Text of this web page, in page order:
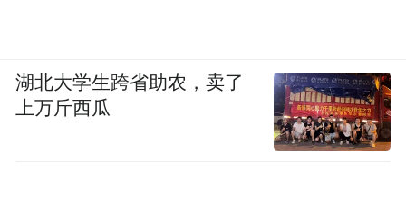
湖北大学生跨省助农，卖了
上万斤西瓜